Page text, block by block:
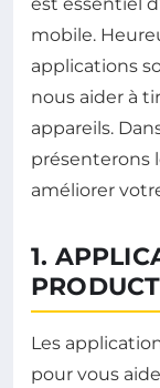
est essentiel
mobile.
applications
nous aider à
appareils.
présenterons
améliorer
1.
Les
pour vous